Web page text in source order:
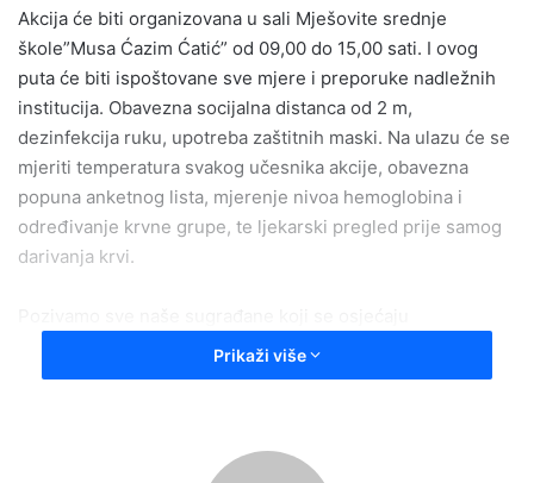
Akcija će biti organizovana u sali Mješovite srednje
škole”Musa Ćazim Ćatić” od 09,00 do 15,00 sati. I ovog
puta će biti ispoštovane sve mjere i preporuke nadležnih
institucija. Obavezna socijalna distanca od 2 m,
dezinfekcija ruku, upotreba zaštitnih maski. Na ulazu će se
mjeriti temperatura svakog učesnika akcije, obavezna
popuna anketnog lista, mjerenje nivoa hemoglobina i
određivanje krvne grupe, te ljekarski pregled prije samog
darivanja krvi.
zdravstveno sposobnim da se pridruže ovoj akciji i pokažu
svoju humanost kao i uvijek do sada.
Prikaži više